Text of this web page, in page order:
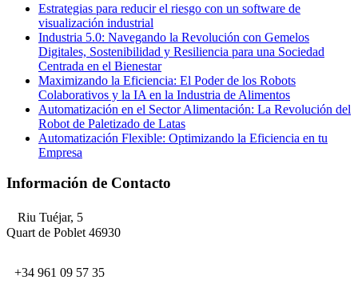
Estrategias para reducir el riesgo con un software de
visualización industrial
Industria 5.0: Navegando la Revolución con Gemelos
Digitales, Sostenibilidad y Resiliencia para una Sociedad
Centrada en el Bienestar
Maximizando la Eficiencia: El Poder de los Robots
Colaborativos y la IA en la Industria de Alimentos
Automatización en el Sector Alimentación: La Revolución del
Robot de Paletizado de Latas
Automatización Flexible: Optimizando la Eficiencia en tu
Empresa
Información de Contacto
Riu Tuéjar, 5
Quart de Poblet 46930
+34 961 09 57 35